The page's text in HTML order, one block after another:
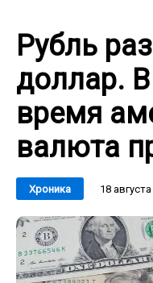
Рубль
доллар.
время
валюта
Хроника 18